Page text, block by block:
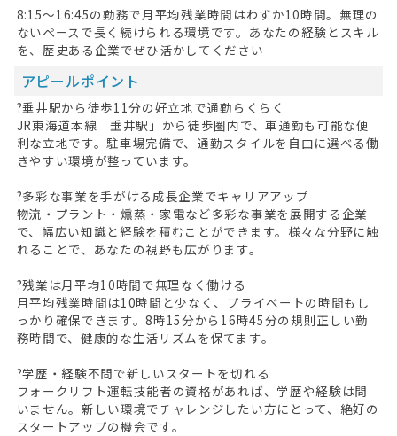
HOME
無料会員登録
ログイン
最近見た求人
お問い合わせ
掲載希望の方へ
8:15～16:45の勤務で月平均残業時間はわずか10時間。無理の
ないペースで長く続けられる環境です。あなたの経験とスキル
を、歴史ある企業でぜひ活かしてください
アピールポイント
?垂井駅から徒歩11分の好立地で通勤らくらく
JR東海道本線「垂井駅」から徒歩圏内で、車通勤も可能な便
利な立地です。駐車場完備で、通勤スタイルを自由に選べる働
きやすい環境が整っています。
?多彩な事業を手がける成長企業でキャリアアップ
物流・プラント・燻蒸・家電など多彩な事業を展開する企業
で、幅広い知識と経験を積むことができます。様々な分野に触
れることで、あなたの視野も広がります。
?残業は月平均10時間で無理なく働ける
月平均残業時間は10時間と少なく、プライベートの時間もし
っかり確保できます。8時15分から16時45分の規則正しい勤
務時間で、健康的な生活リズムを保てます。
?学歴・経験不問で新しいスタートを切れる
フォークリフト運転技能者の資格があれば、学歴や経験は問
いません。新しい環境でチャレンジしたい方にとって、絶好の
スタートアップの機会です。